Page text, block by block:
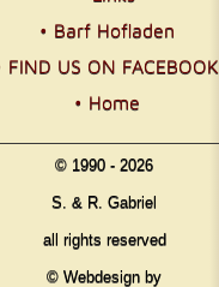
• Barf Hofladen
FIND US ON FACEBOOK
• Home
© 1990 - 2026
S. & R. Gabriel
all rights reserved
© Webdesign by